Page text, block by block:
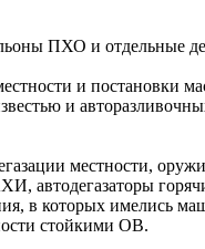
ПХО и отдельные
и постановки
и
местности,
автодегазаторы
в которых имелись
стойкими ОВ.